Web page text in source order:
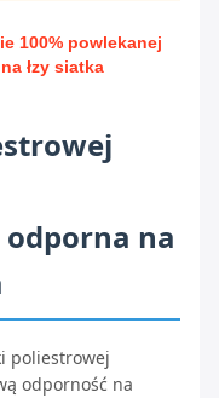
100% powlekanej
łzy siatka
na
poliestrowej
odporność na